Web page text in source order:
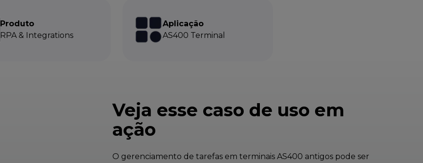
Produto
RPA & Integrations
Aplicação
AS400 Terminal
Veja esse caso de uso em
ação
O gerenciamento de tarefas em terminais AS400 antigos pode ser